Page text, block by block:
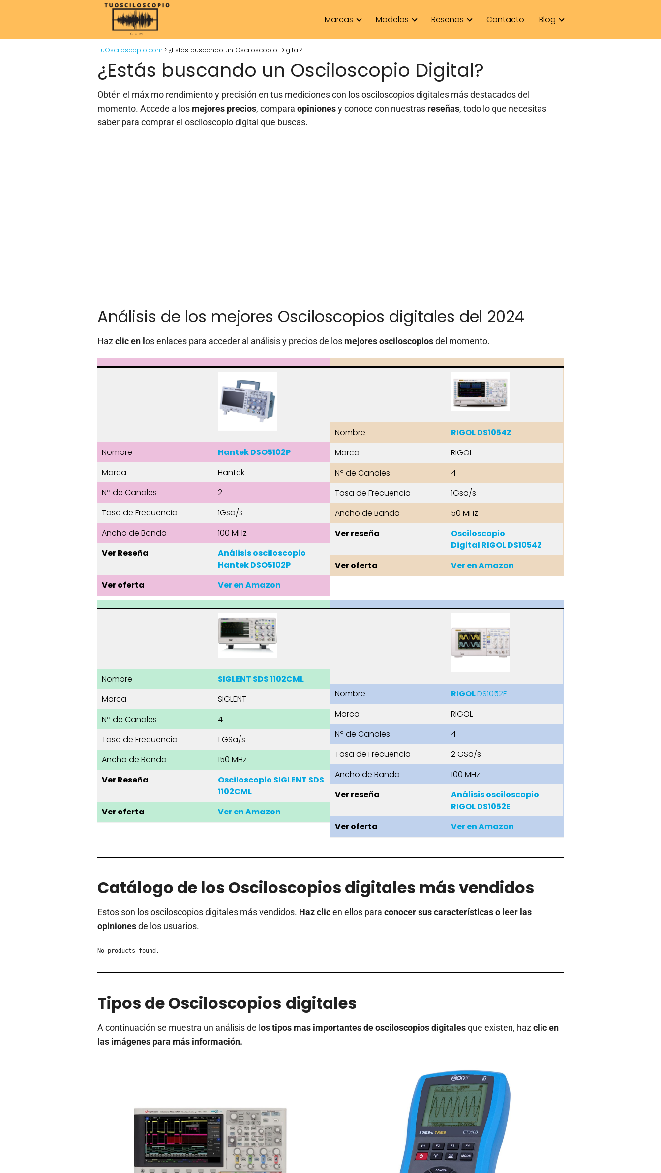
Marcas Modelos Reseñas Contacto Blog
TuOsciloscopio.com ¿Estás buscando un Osciloscopio Digital?
¿Estás buscando un Osciloscopio Digital?
Obtén el máximo rendimiento y precisión en tus mediciones con los osciloscopios digitales más destacados del
momento. Accede a los mejores precios, compara opinionesyconoce con nuestras reseñas, todo lo que necesitas
saber para comprar el osciloscopio digital que buscas.
Análisis de los mejores Osciloscopios digitales del 2024
Hazclic en l os enlaces para acceder al análisis y precios de los mejores osciloscopiosdel momento.
Nombre
Hantek DSO5102P
Marca
Hantek
Nº de Canales
2
Tasa de Frecuencia
1Gsa/s
Ancho de Banda
100 MHz
Ver Reseña
Análisis osciloscopio
Hantek DSO5102P
Ver oferta
Ver en Amazon
Nombre
RIGOL DS1054Z
Marca
RIGOL
Nº de Canales
4
Tasa de Frecuencia
1Gsa/s
Ancho de Banda
50 MHz
Ver reseña
Osciloscopio
Digital RIGOL DS1054Z
Ver oferta
Ver en Amazon
Nombre
SIGLENT SDS 1102CML
Marca
SIGLENT
Nº de Canales
4
Tasa de Frecuencia
1 GSa/s
Ancho de Banda
150 MHz
Ver Reseña
Osciloscopio SIGLENT SDS
1102CML
Ver oferta
Ver en Amazon
Nombre RIGOLDS1052E
Marca
RIGOL
Nº de Canales
4
Tasa de Frecuencia
2 GSa/s
Ancho de Banda
100 MHz
Ver reseña
Análisis osciloscopio
RIGOL DS1052E
Ver oferta
Ver en Amazon
Catálogo de los Osciloscopios digitales más vendidos
Estos son los osciloscopios digitales más vendidos. Haz clicen ellos para conocer sus características o leer las
opinionesde los usuarios.
No products found.
Tipos de Osciloscopios digitales
A continuación se muestra un análisis de l os tipos mas importantes de osciloscopios digitalesque existen, hazclic en
las imágenes para más información.